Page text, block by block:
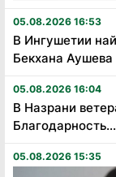
05.08.2026 16:53
В Ингушетии
Бекхана Аушева
05.08.2026 16:04
В Назрани
Благодарность...
05.08.2026 15:35